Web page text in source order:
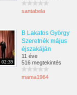
santabela
02:39
B Lakatos György
Szeretnék május
éjszakáján
11 éve
516 megtekintés
mama1964